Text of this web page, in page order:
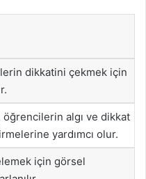
dikkatini çekmek için
algı ve dikkat
yardımcı olur.
için görsel